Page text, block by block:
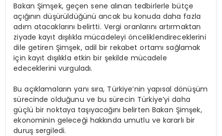
Bakan Şimşek, geçen sene alınan tedbirlerle bütçe
açığının düşürüldüğünü ancak bu konuda daha fazla
adım atacaklarını belirtti. Vergi oranlarını artırmaktan
ziyade kayıt dışılıkla mücadeleyi önceliklendireceklerini
dile getiren Şimşek, adil bir rekabet ortamı sağlamak
için kayıt dışılıkla etkin bir şekilde mücadele
edeceklerini vurguladı.
Bu açıklamaların yanı sıra, Türkiye’nin yapısal dönüşüm
sürecinde olduğunu ve bu sürecin Türkiye’yi daha
güçlü bir noktaya taşıyacağını belirten Bakan Şimşek,
ekonominin geleceği hakkında umutlu ve kararlı bir
duruş sergiledi.